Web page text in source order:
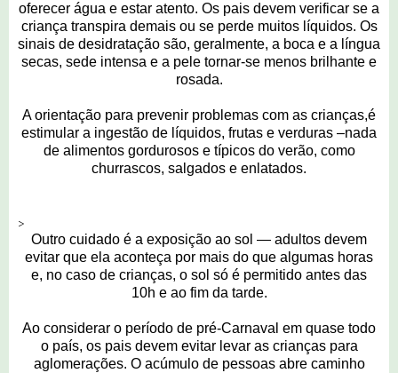
oferecer água e estar atento. Os pais devem verificar se a
criança transpira demais ou se perde muitos líquidos. Os
sinais de desidratação são, geralmente, a boca e a língua
secas, sede intensa e a pele tornar-se menos brilhante e
rosada.
A orientação para prevenir problemas com as crianças,é
estimular a ingestão de líquidos, frutas e verduras –nada
de alimentos gordurosos e típicos do verão, como
churrascos, salgados e enlatados.
>
Outro cuidado é a exposição ao sol — adultos devem
evitar que ela aconteça por mais do que algumas horas
e, no caso de crianças, o sol só é permitido antes das
10h e ao fim da tarde.
Ao considerar o período de pré-Carnaval em quase todo
o país, os pais devem evitar levar as crianças para
aglomerações. O acúmulo de pessoas abre caminho